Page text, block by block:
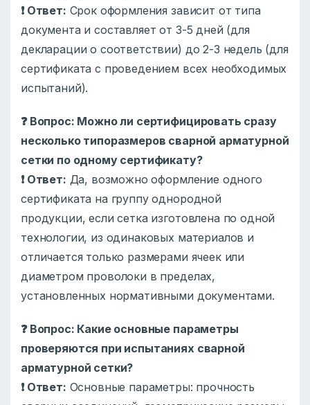
❗Ответ: Срок оформления зависит от типа
документа и составляет от 3-5 дней (для
декларации о соответствии) до 2-3 недель (для
сертификата с проведением всех необходимых
испытаний).
❓Вопрос: Можно ли сертифицировать сразу
несколько типоразмеров сварной арматурной
сетки по одному сертификату?
❗Ответ: Да, возможно оформление одного
сертификата на группу однородной
продукции, если сетка изготовлена по одной
технологии, из одинаковых материалов и
отличается только размерами ячеек или
диаметром проволоки в пределах,
установленных нормативными документами.
❓Вопрос: Какие основные параметры
проверяются при испытаниях сварной
арматурной сетки?
❗Ответ: Основные параметры: прочность